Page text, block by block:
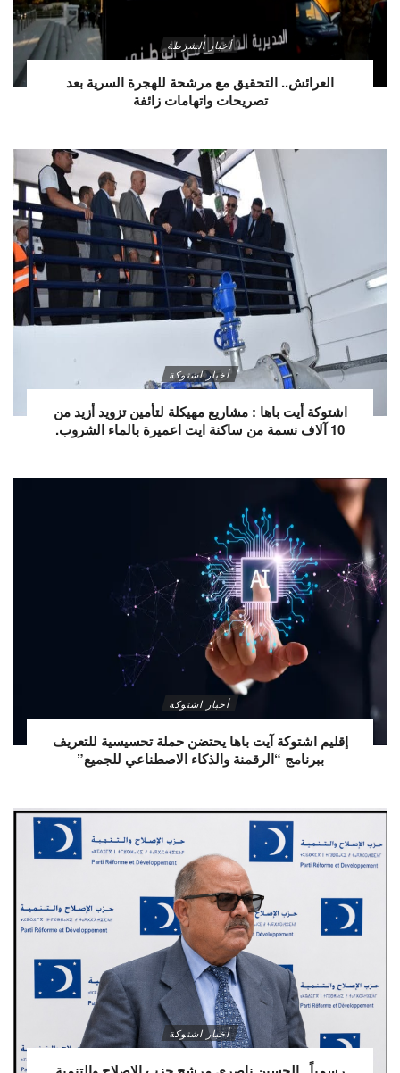
أخبار الشرطة
العرائش.. التحقيق مع مرشحة للهجرة السرية بعد
تصريحات واتهامات زائفة
أخبار اشتوكة
اشتوكة أيت باها : مشاريع مهيكلة لتأمين تزويد أزيد من
10 آلاف نسمة من ساكنة ايت اعميرة بالماء الشروب.
أخبار اشتوكة
إقليم اشتوكة آيت باها يحتضن حملة تحسيسية للتعريف
ببرنامج “الرقمنة والذكاء الاصطناعي للجميع”
أخبار اشتوكة